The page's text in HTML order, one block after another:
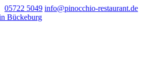
05722 5049 info@pinocchio-restaurant.de